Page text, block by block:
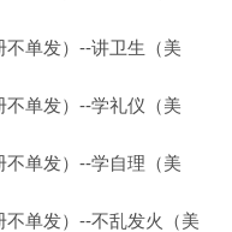
不单发）--讲卫生（美
不单发）--学礼仪（美
不单发）--学自理（美
不单发）--不乱发火（美